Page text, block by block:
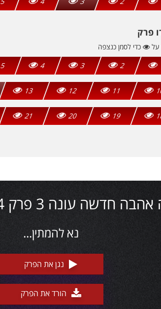
פרק
על
כדי לסמן כנצפה
2
3
4
5
11
12
13
19
20
21
חדשה עונה 3 פרק 14 לצפייה ישירה
נא להמתין...
נגן את הפרק
הורד את הפרק